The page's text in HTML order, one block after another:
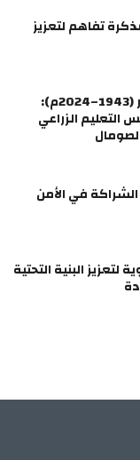
تفاهم لتعزيز
البروفيسور محمود عبدي نور (1943–2024م):
الزراعي
الشراكة في الأمن
البنية التحتية